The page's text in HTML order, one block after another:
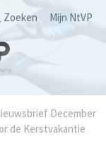
Zoeken Mijn NtVP
December
de Kerstvakantie